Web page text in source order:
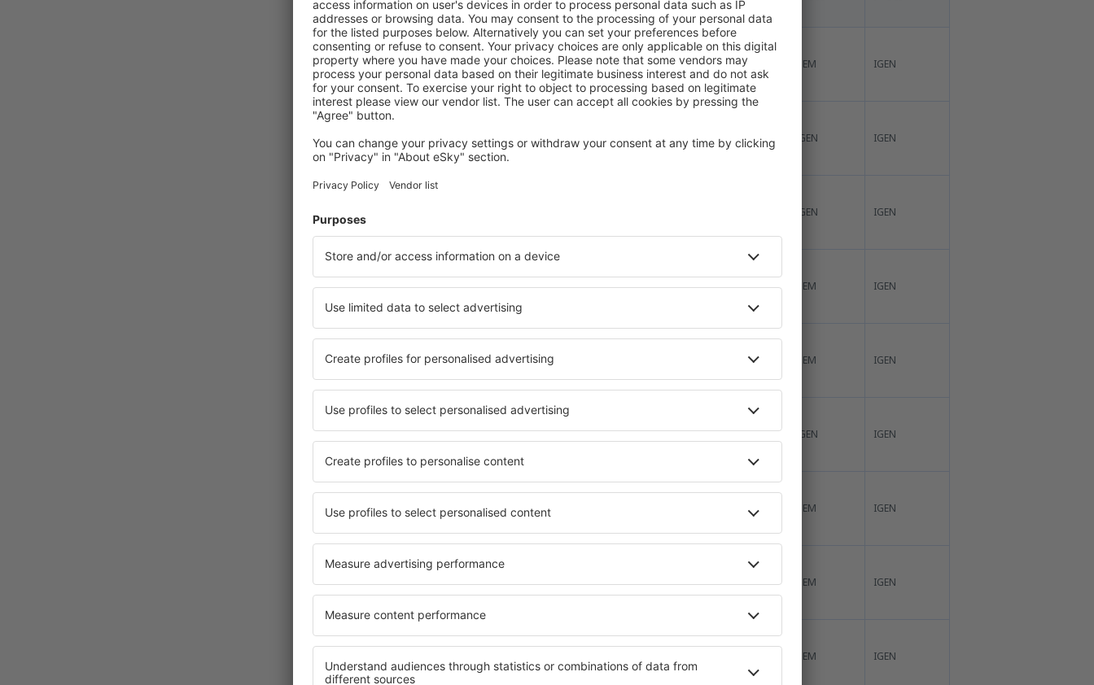
Borotva és borotvapenge csomagolatlanul NEM IGEN
Magas sarkú cipő IGEN IGEN
IGEN IGEN
Kötőtű és horgolótű kézimunkához NEM IGEN
Borotvák és borotvapengék NEM IGEN
Egyszer használatos borotvák IGEN IGEN
Kések, ollók NEM IGEN
Szikék NEM IGEN
NEM IGEN